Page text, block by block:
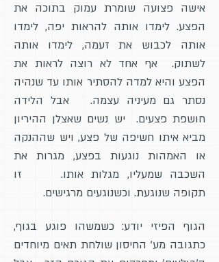
אישה פצועה שומרת עמוק בתוכה את
הפצע. לימדו אותה להראות יפה, לימדו
אותה לכבוש את זעמה, לימדו אותה
לשתוק. אף אחד לא רוצה לראות את
הפצע והיא למדה להסתיר אותו עד שנהיה
נסתר גם מעיניה עצמה. אבל הלידה
חושפת פצעים. יש נשים שאצלן ההיריון
מביא איתו חשיפה של פצע, ויש שההנקה
או האמהות נוגעות בפצע, מגרות את
השכבה שמעליו, מגלות אותו. זו
תקופה שנוגעת. וכשנוגעים מרגישים.
הגוף הפיזי יודע: כשמשהו פוגע בגוף,
כתגובה מע' החיסון שולחת תאים מיוחדים